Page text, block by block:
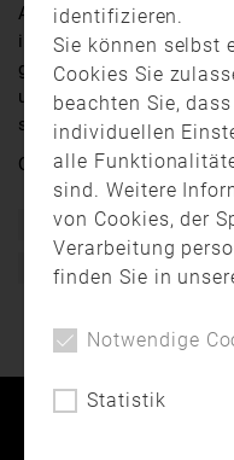
Aufgabe. Am
im Mittelpunkt bei der
ging es darum, zu
und auch
schmackhaft zu
Quelle: augsburg.tv
Bayern Feuerwehr
Helfen ist Trumpf
identifizieren.
Sie können selbst
Cookies Sie
beachten Sie,
individuellen
alle
sind. Weitere
von Cookies, der
Verarbeitung
finden Sie in
Notwendige
Statistik